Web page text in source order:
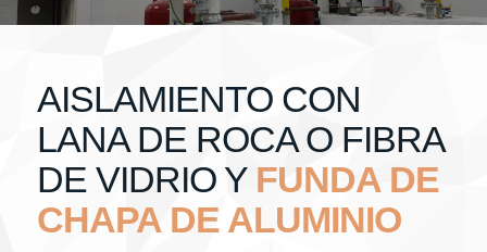
AISLAMIENTO CON
LANA DE ROCA O FIBRA
DE VIDRIO Y FUNDA DE
CHAPA DE ALUMINIO